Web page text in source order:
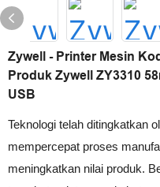
Zywell - Printer Mesin
Produk Zywell ZY3310
USB
Teknologi telah ditingkatkan
mempercepat proses
meningkatkan nilai produk.